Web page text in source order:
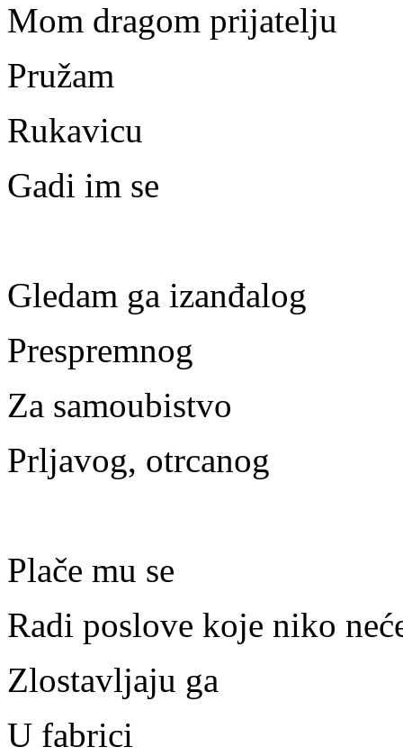
Mom dragom prijatelju
Pružam
Rukavicu
Gadi im se
Gledam ga izanđalog
Prespremnog
Za samoubistvo
Prljavog, otrcanog
Plače mu se
Radi poslove koje niko
Zlostavljaju ga
U fabrici